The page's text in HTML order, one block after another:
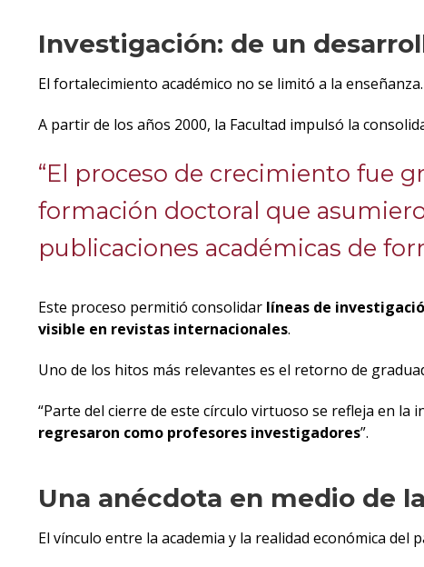
Investigación: de un
El fortalecimiento académico no se limitó a la enseñanza.
A partir de los años 2000, la Facultad impulsó la
“El proceso de crecimiento fue
formación doctoral que
publicaciones académicas de
Este proceso permitió consolidar líneas de
visible en revistas internacionales.
Uno de los hitos más relevantes es el retorno de
“Parte del cierre de este círculo virtuoso se refleja en
regresaron como profesores investigadores”.
Una anécdota en medio de
El vínculo entre la academia y la realidad económica